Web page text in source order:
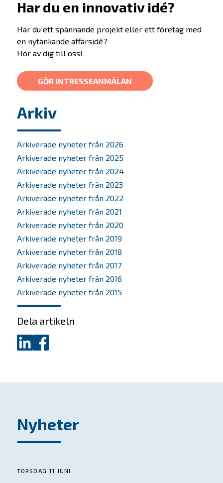
Prepare
Startup Life Science
Scaleup
Bolagen
Alumner
Investera
SKAPA-priset
Nyheter
Kontakta oss
In English
Har du en innovativ idé?
Har du ett spännande projekt eller ett företag med
en nytänkande affärsidé?
Hör av dig till oss!
GÖR INTRESSEANMÄLAN
Arkiv
Arkiverade nyheter från 2026
Arkiverade nyheter från 2025
Arkiverade nyheter från 2024
Arkiverade nyheter från 2023
Arkiverade nyheter från 2022
Arkiverade nyheter från 2021
Arkiverade nyheter från 2020
Arkiverade nyheter från 2019
Arkiverade nyheter från 2018
Arkiverade nyheter från 2017
Arkiverade nyheter från 2016
Arkiverade nyheter från 2015
Dela artikeln
Dela
på
Dela
på
Nyheter
TORSDAG 11 JUNI